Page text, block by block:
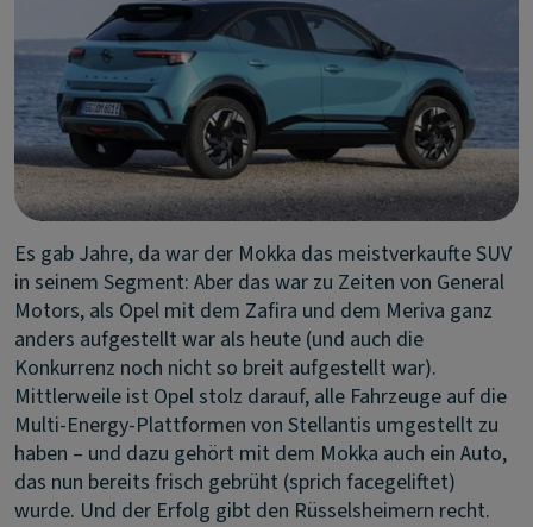
Es gab Jahre, da war der Mokka das meistverkaufte SUV
in seinem Segment: Aber das war zu Zeiten von General
Motors, als Opel mit dem Zafira und dem Meriva ganz
anders aufgestellt war als heute (und auch die
Konkurrenz noch nicht so breit aufgestellt war).
Mittlerweile ist Opel stolz darauf, alle Fahrzeuge auf die
Multi-Energy-Plattformen von Stellantis umgestellt zu
haben – und dazu gehört mit dem Mokka auch ein Auto,
das nun bereits frisch gebrüht (sprich facegeliftet)
wurde. Und der Erfolg gibt den Rüsselsheimern recht.